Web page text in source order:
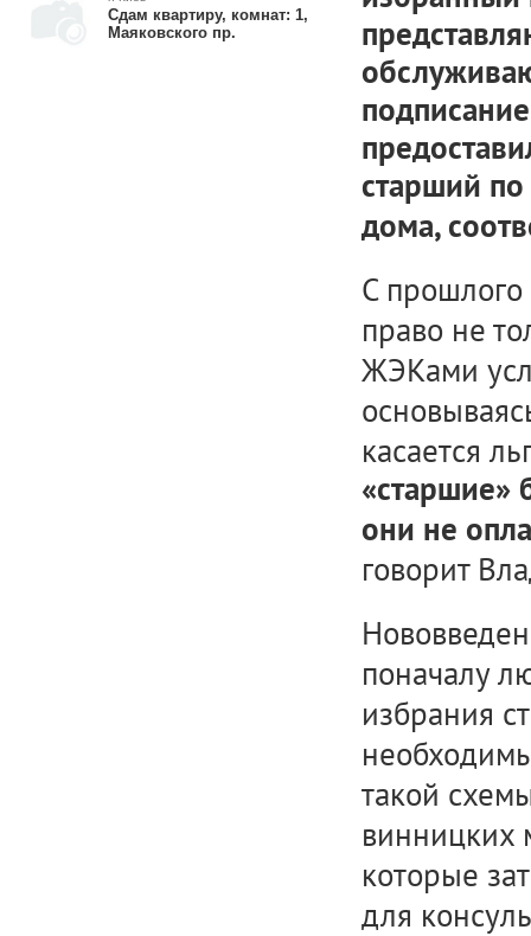
Сдам квартиру, комнат: 1,
Маяковского пр.
старший
дома,
С
право не
ЖЭКами
касается
«старшие»
они не
говорит
поначалу
избрания
такой
винницких
которые
для